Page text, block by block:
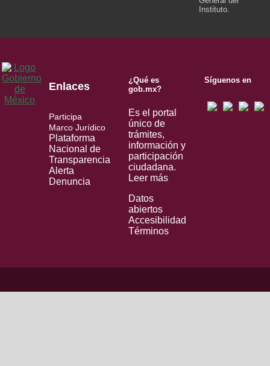
Instituto.
Enlaces
Participa
Marco Jurídico
Plataforma
Nacional de
Transparencia
Alerta
Denuncia
¿Qué es
gob.mx?
Es el portal
único de
trámites,
información y
participación
ciudadana.
Leer más
Datos
abiertos
Accesibilidad
Términos
Síguenos en